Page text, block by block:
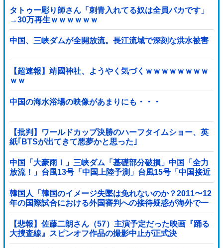
タトゥー彫り師さん「刺青入れてる奴は全員バカです」
→30万再生ｗｗｗｗｗｗ
中国、三峡ダムが全開放流。長江流域で深刻な洪水被害
【超速報】靖國神社、ようやく気づくｗｗｗｗｗｗｗｗ
ｗｗ
中国の海水浴場の映像があまりにも・・・
【批判】ワールドカップ決勝のハーフタイムショー、英
紙｢BTSが出てきて悪夢かと思った｣
中国「大豪雨！」三峡ダム「基礎部分破損」中国「全力
放流！」台風13号「中国上陸予測」台風15号「中国接近
（画像」中国「台風同時上陸！（穀物生産が壊滅危機」
→
韓国人「韓国のイメージ失墜は免れないのか？2011〜12
年の国際試合における外国審判への接待疑惑が海外で一
斉に報じられる‥」
【悲報】佐藤二朗さん（57）主演予定だった映画『踊る
大捜査線』スピンオフ作品の撮影中止が正式決
定・・・・・・・・・他